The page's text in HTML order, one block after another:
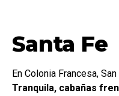
Santa Fe
En Colonia Francesa,
Tranquila, cabañas